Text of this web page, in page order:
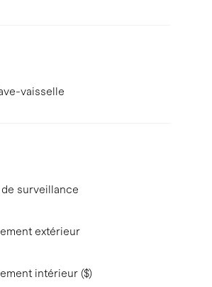
vaisselle
de surveillance
extérieur
intérieur ($)